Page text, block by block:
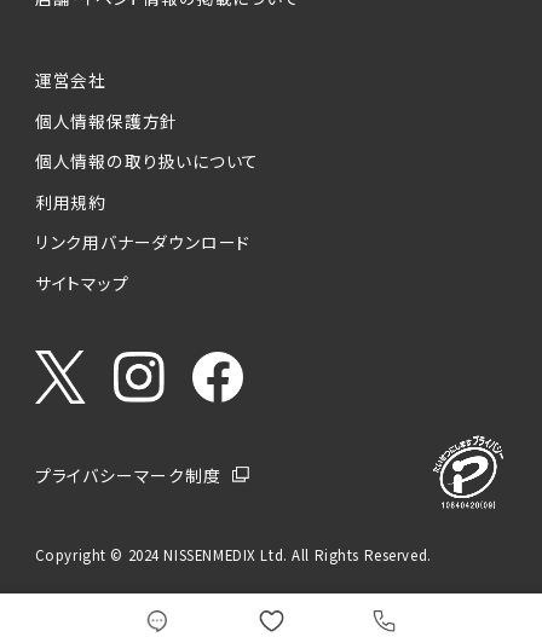
運営会社
個人情報保護方針
個人情報の取り扱いについて
利用規約
リンク用バナーダウンロード
サイトマップ
プライバシーマーク制度
Copyright © 2024 NISSENMEDIX Ltd. All Rights Reserved.